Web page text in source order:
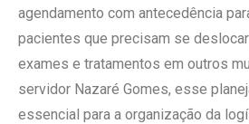
agendamento com antecedência
pacientes que precisam se
exames e tratamentos em outros
servidor Nazaré Gomes, esse
essencial para a organização da